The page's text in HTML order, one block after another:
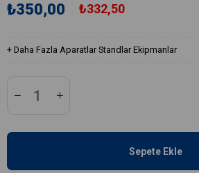
₺350,00 ₺332,50
+ Daha Fazla Aparatlar Standlar Ekipmanlar